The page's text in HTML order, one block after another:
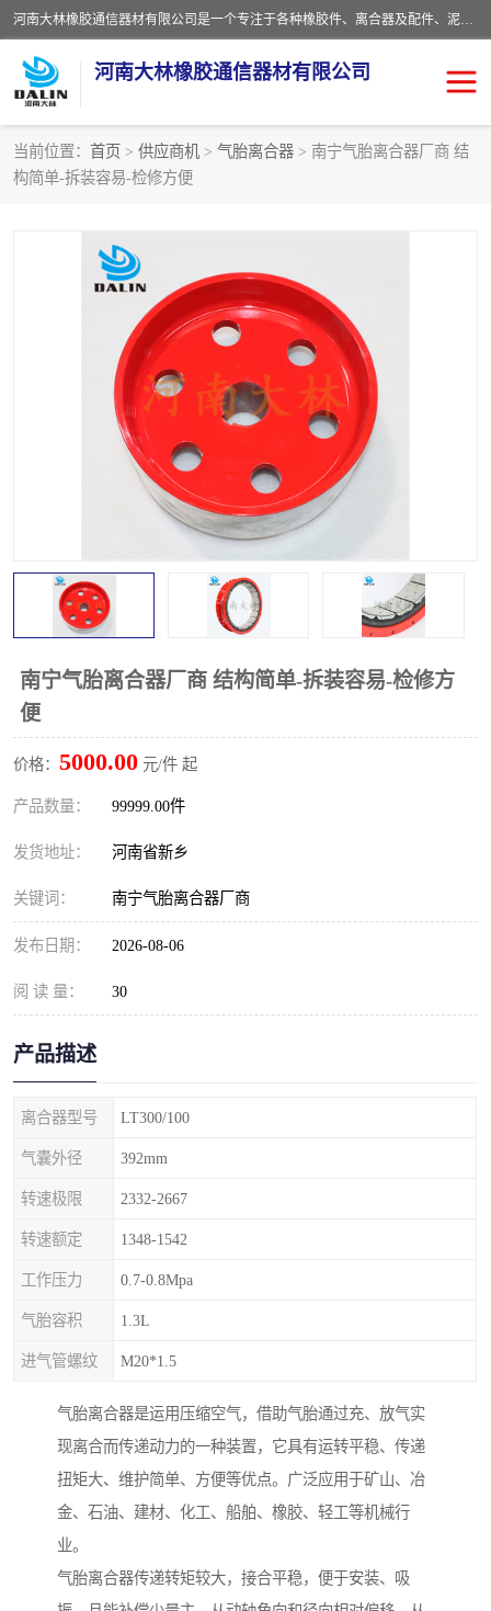
河南大林橡胶通信器材有限公司是一个专注于各种橡胶件、离合器及配件、泥浆泵及配件等产品设计制造和加工的企业。产品应用于矿山、冶金、石油、钢铁、化工、水泥、船舶、造纸、通用机械等各种大功率机械传动或制动装置。
河南大林橡胶通信器材有限公司
当前位置： 首页 > 供应商机 > 气胎离合器 > 南宁气胎离合器厂商 结
构简单-拆装容易-检修方便
南宁气胎离合器厂商 结构简单-拆装容易-检修方
便
价格： 5000.00 元/件 起
产品数量： 99999.00件
发货地址： 河南省新乡
关键词： 南宁气胎离合器厂商
发布日期： 2026-08-06
阅 读 量： 30
产品描述
离合器型号 LT300/100
气囊外径 392mm
转速极限 2332-2667
转速额定 1348-1542
工作压力 0.7-0.8Mpa
气胎容积 1.3L
进气管螺纹 M20*1.5
气胎离合器是运用压缩空气，借助气胎通过充、放气实
现离合而传递动力的一种装置，它具有运转平稳、传递
扭矩大、维护简单、方便等优点。广泛应用于矿山、冶
金、石油、建材、化工、船舶、橡胶、轻工等机械行
业。
气胎离合器传递转矩较大，接合平稳，便于安装、吸
推盘离合器
VC离合器
PO隔膜离合器 气胎离合器
泥浆泵空气包胶囊 气动元件
DY隔膜式离合器 CB离合器
实芯轮胎
联轴器
橡胶件 液力端配件